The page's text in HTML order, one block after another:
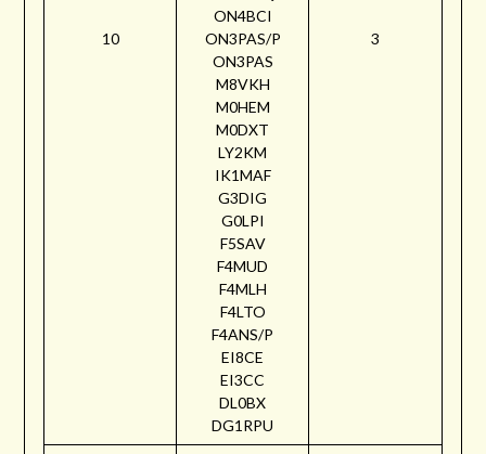
10
ON4BCI
ON3PAS/P
ON3PAS
M8VKH
M0HEM
M0DXT
LY2KM
IK1MAF
G3DIG
G0LPI
F5SAV
F4MUD
F4MLH
F4LTO
F4ANS/P
EI8CE
EI3CC
DL0BX
DG1RPU
3